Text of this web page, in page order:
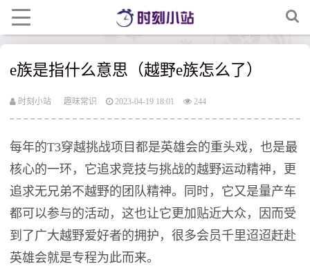
e族是指什么意思（越野e族怎么了）
时刻小站 趣味常识 2023-04-19 18:01 244
每年的T3穿越挑战项目都是英雄会的重头戏，也是最
核心的一环，它追求竞技与挑战的越野运动精神，更
追求无兄弟不越野的团队精神。同时，它又是量产车
都可以参与的活动，这也让它更加贴近大众，因而受
到了广大越野爱好者的拥护，很多会员千里迢迢赶赴
英雄会就是专程为此而来。